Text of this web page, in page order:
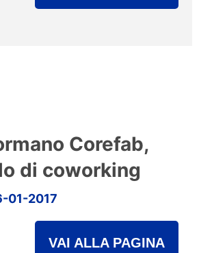
Corefab,
di coworking
01-2017
VAI ALLA PAGINA